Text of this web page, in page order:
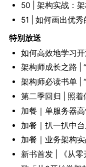
50 | 架构实战：
51 | 如何画出优
特别放送
如何高效地学习
架构师成长之路 |
架构师必读书单 |
第二季回归 | 照着
加餐｜单服务器
加餐｜扒一扒中
加餐｜业务架构
新书首发 | 《从零